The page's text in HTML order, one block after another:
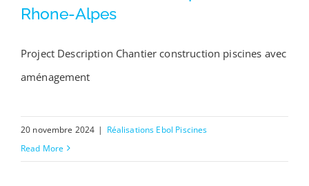
Rhone-Alpes
Project Description Chantier construction piscines avec
aménagement
20 novembre 2024 | Réalisations Ebol Piscines
Read More